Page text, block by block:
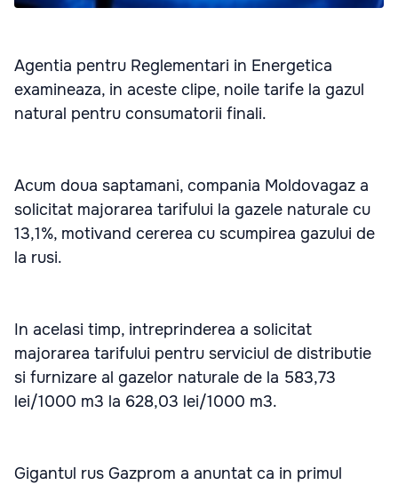
Agentia pentru Reglementari in Energetica
examineaza, in aceste clipe, noile tarife la gazul
natural pentru consumatorii finali.
Acum doua saptamani, compania Moldovagaz a
solicitat majorarea tarifului la gazele naturale cu
13,1%, motivand cererea cu scumpirea gazului de
la rusi.
In acelasi timp, intreprinderea a solicitat
majorarea tarifului pentru serviciul de distributie
si furnizare al gazelor naturale de la 583,73
lei/1000 m3 la 628,03 lei/1000 m3.
Gigantul rus Gazprom a anuntat ca in primul